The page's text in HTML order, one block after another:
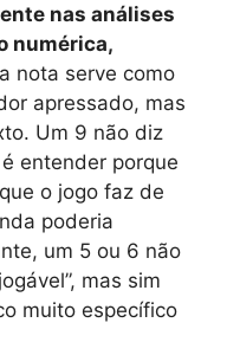
nas análises
numérica,
nota serve como
apressado, mas
Um 9 não diz
entender porque
o jogo faz de
poderia
um 5 ou 6 não
mas sim
muito específico